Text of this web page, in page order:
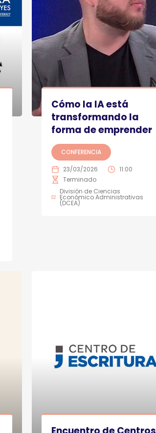
Cómo la IA está
transformando la
forma de emprender
CONFERENCIA
23/03/2026
11:00
Terminado
División de Ciencias
Económico Administrativas
(DCEA)